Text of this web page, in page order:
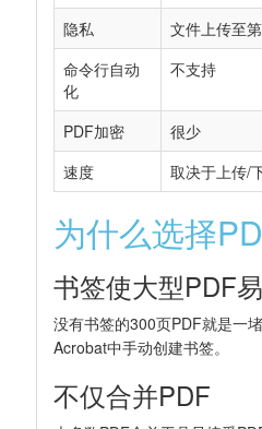
隐私
文件上传至
命令行自动
化
不支持
PDF加密 很少
速度
取决于上传/
为什么选择
书签使大型PDF
没有书签的300页PDF就是一
Acrobat中手动创建书签。
不仅合并PDF